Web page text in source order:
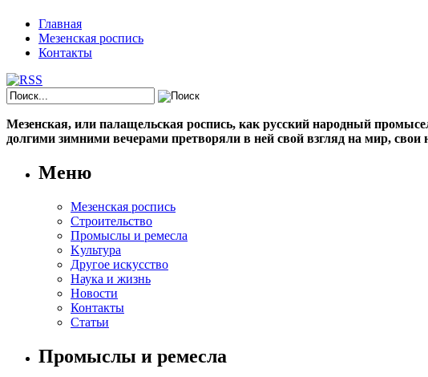
Главная
Мезенская роспись
Контакты
Мезенская, или палащельская роспись, как русский народный
долгими зимними вечерами претворяли в ней свой взгляд на мир,
Меню
Мезенская роспись
Строительство
Промыслы и ремесла
Kультура
Другое искусство
Наука и жизнь
Новости
Контакты
Статьи
Промыслы и ремесла